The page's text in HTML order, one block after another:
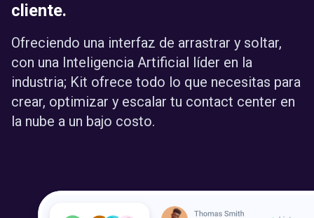
cliente.
Ofreciendo una interfaz de arrastrar y soltar,
con una Inteligencia Artificial líder en la
industria; Kit ofrece todo lo que necesitas para
crear, optimizar y escalar tu contact center en
la nube a un bajo costo.